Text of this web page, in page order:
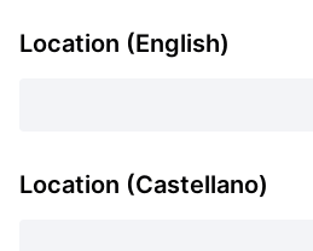
Location (English)
Location (Castellano)